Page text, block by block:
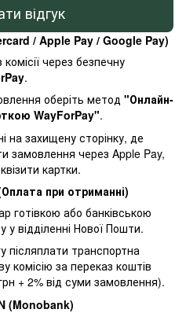
відгук
/ Apple Pay / Google Pay)
через безпечну
.
оберіть метод "Онлайн-
WayForPay".
на захищену сторінку, де
замовлення через Apple Pay,
картки.
при отриманні)
готівкою або банківською
у відділенні Нової Пошти.
післяплати транспортна
комісію за переказ коштів
+ 2% від суми замовлення).
(Monobank)